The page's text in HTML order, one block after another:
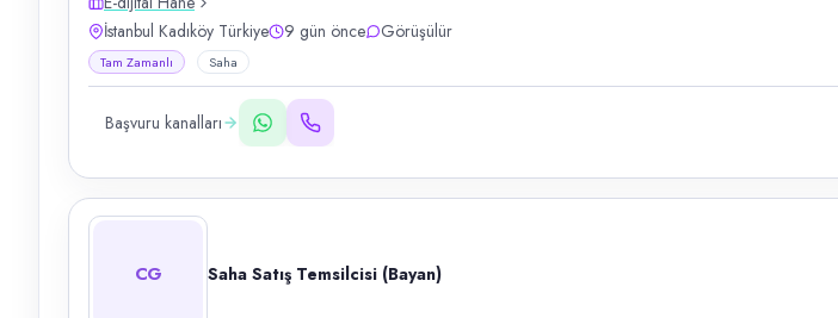
İstanbul Kadıköy Türkiye
9 gün önce Görüşülür
Tam Zamanlı Saha
Başvuru kanalları
CG Saha Satış Temsilcisi (Bayan)